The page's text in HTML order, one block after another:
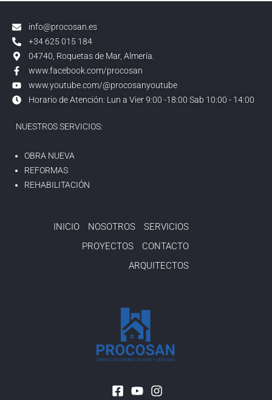
info@procosan.es
+34 625 015 184
04740, Roquetas de Mar, Almería.
www.facebook.com/procosan
www.youtube.com/@procosanyoutube
Horario de Atención: Lun a Vier 9:00 -18:00 Sab 10:00 - 14:00
NUESTROS SERVICIOS:
OBRA NUEVA
REFORMAS
REHABILITACIÓN
INICIO NOSOTROS
SERVICIOS
PROYECTOS
CONTACTO
ARQUITECTOS